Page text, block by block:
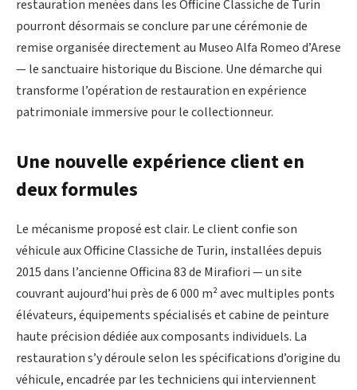
restauration menées dans les Officine Classiche de Turin
pourront désormais se conclure par une cérémonie de
remise organisée directement au Museo Alfa Romeo d’Arese
— le sanctuaire historique du Biscione. Une démarche qui
transforme l’opération de restauration en expérience
patrimoniale immersive pour le collectionneur.
Une nouvelle expérience client en
deux formules
Le mécanisme proposé est clair. Le client confie son
véhicule aux Officine Classiche de Turin, installées depuis
2015 dans l’ancienne Officina 83 de Mirafiori — un site
couvrant aujourd’hui près de 6 000 m² avec multiples ponts
élévateurs, équipements spécialisés et cabine de peinture
haute précision dédiée aux composants individuels. La
restauration s’y déroule selon les spécifications d’origine du
véhicule, encadrée par les techniciens qui interviennent